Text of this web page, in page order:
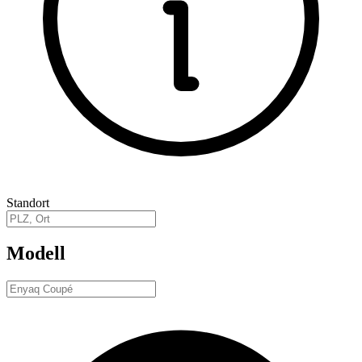
Standort
Modell